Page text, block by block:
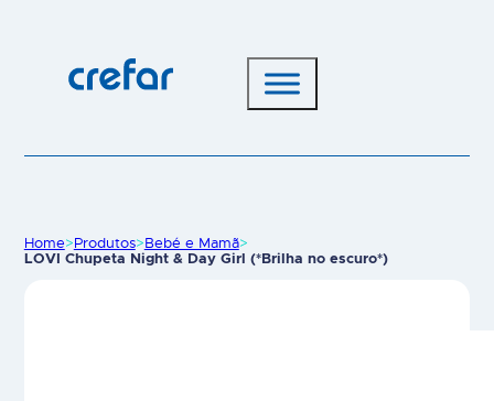
Home>Produtos>Bebé e Mamã>
LOVI Chupeta Night & Day Girl (*Brilha no escuro*)